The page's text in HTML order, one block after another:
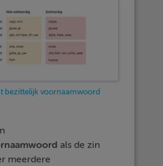
bezittelijk voornaamwoord
als de zin
meerdere